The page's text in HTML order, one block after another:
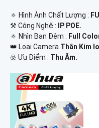
🔅 Hình Ành Chất Lượng :
⚒ Công Nghệ : IP POE.
🔅 Nhìn Ban Đêm : Full
👑 Loại Camera Thân Kim
️☣️ Ưu Điểm : Thu Âm.